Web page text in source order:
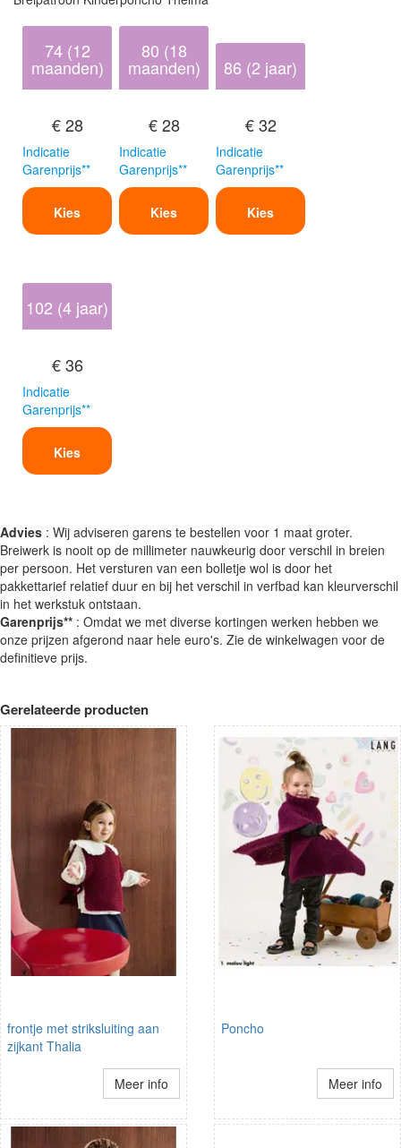
74 (12
maanden)
€ 28
Indicatie
Garenprijs**
Kies
80 (18
maanden)
€ 28
Indicatie
Garenprijs**
Kies
86 (2 jaar)
€ 32
Indicatie
Garenprijs**
Kies
102 (4 jaar)
€ 36
Indicatie
Garenprijs**
Kies
Advies : Wij adviseren garens te bestellen voor 1 maat groter.
Breiwerk is nooit op de millimeter nauwkeurig door verschil in breien
per persoon. Het versturen van een bolletje wol is door het
pakkettarief relatief duur en bij het verschil in verfbad kan kleurverschil
in het werkstuk ontstaan.
Garenprijs** : Omdat we met diverse kortingen werken hebben we
onze prijzen afgerond naar hele euro's. Zie de winkelwagen voor de
definitieve prijs.
Gerelateerde producten
frontje met striksluiting aan
zijkant Thalia
Meer info
Poncho
Meer info